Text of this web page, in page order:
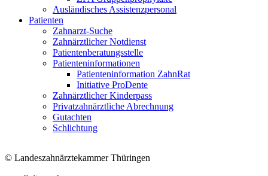
Ausländisches Assistenzpersonal
Patienten
Zahnarzt-Suche
Zahnärztlicher Notdienst
Patientenberatungsstelle
Patienteninformationen
Patienteninformation ZahnRat
Initiative ProDente
Zahnärztlicher Kinderpass
Privatzahnärztliche Abrechnung
Gutachten
Schlichtung
© Landeszahnärztekammer Thüringen